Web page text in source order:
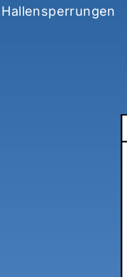
Hallensperrungen